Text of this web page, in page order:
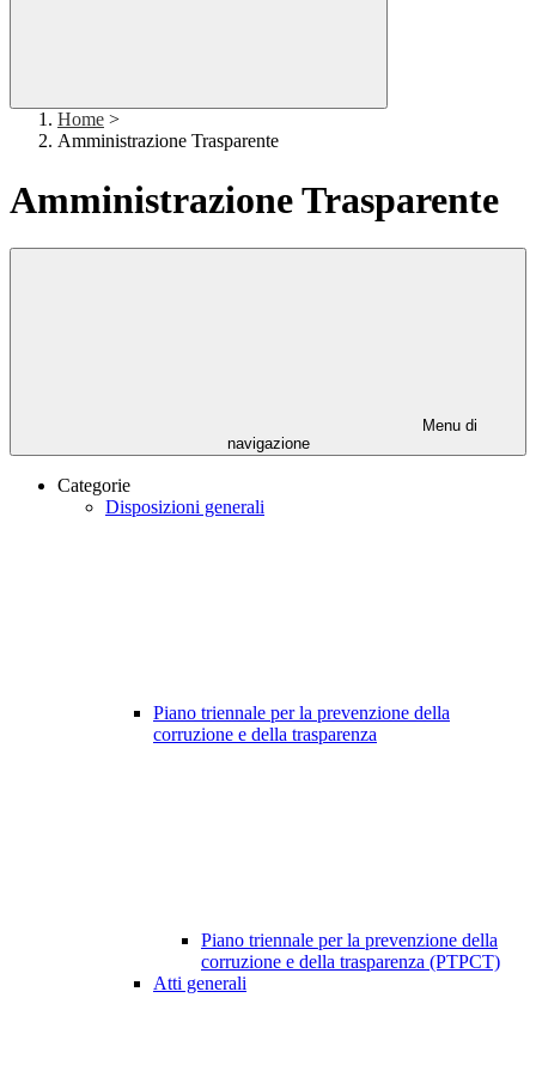
Home >
Amministrazione Trasparente
Amministrazione Trasparente
Menu di
navigazione
Categorie
Disposizioni generali
Piano triennale per la prevenzione della
corruzione e della trasparenza
Piano triennale per la prevenzione della
corruzione e della trasparenza (PTPCT)
Atti generali